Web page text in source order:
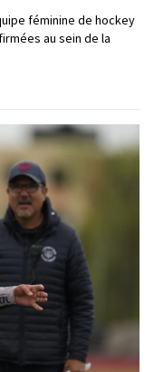
féminine de hockey
au sein de la